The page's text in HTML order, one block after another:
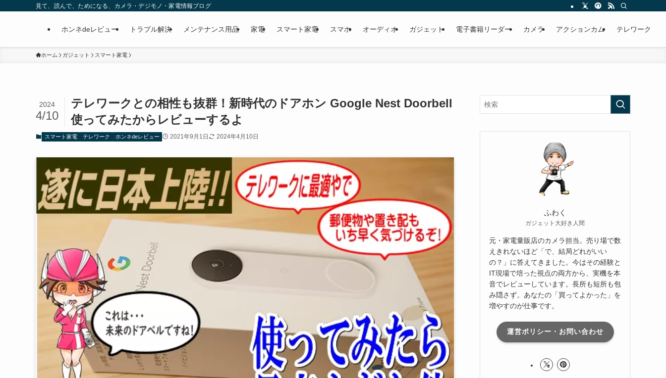
見て、読んで、ためになる、カメラ・デジモノ・家電情報ブログ
ホンネdeレビュー トラブル解決 メンテナンス用品 家電 スマート家電 スマホ オーディオ ガジェット 電子書籍リーダー カメラ アクションカム テレワーク
ホーム ガジェット スマート家電
テレワークとの相性も抜群！新時代のドアホン Google Nest Doorbell
使ってみたからレビューするよ
2024
4/10
スマート家電 テレワーク ホンネdeレビュー 2021年9月1日 2024年4月10日
ふわく
ガジェット大好き人間
元・家電量販店のカメラ担当。売り場で数
えきれないほど「で、結局どれがいい
の？」に答えてきました。今はその経験と
IT現場で培った視点の両方から、実機を本
音でレビューしています。長所も短所も包
み隠さず。あなたの「買ってよかった」を
増やすのが仕事です。
運営ポリシー・お問い合わせ